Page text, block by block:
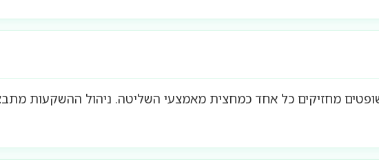
מחזיקים כל אחד כמחצית מאמצעי השליטה. ניהול ההשקעות